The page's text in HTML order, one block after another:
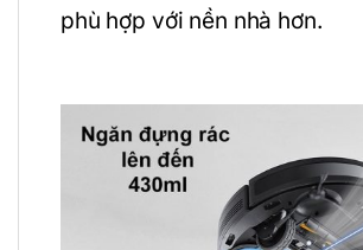
phù hợp với nền nhà hơn.